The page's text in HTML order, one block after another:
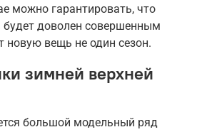
можно гарантировать, что
будет доволен совершенным
новую вещь не один сезон.
зимней верхней
большой модельный ряд